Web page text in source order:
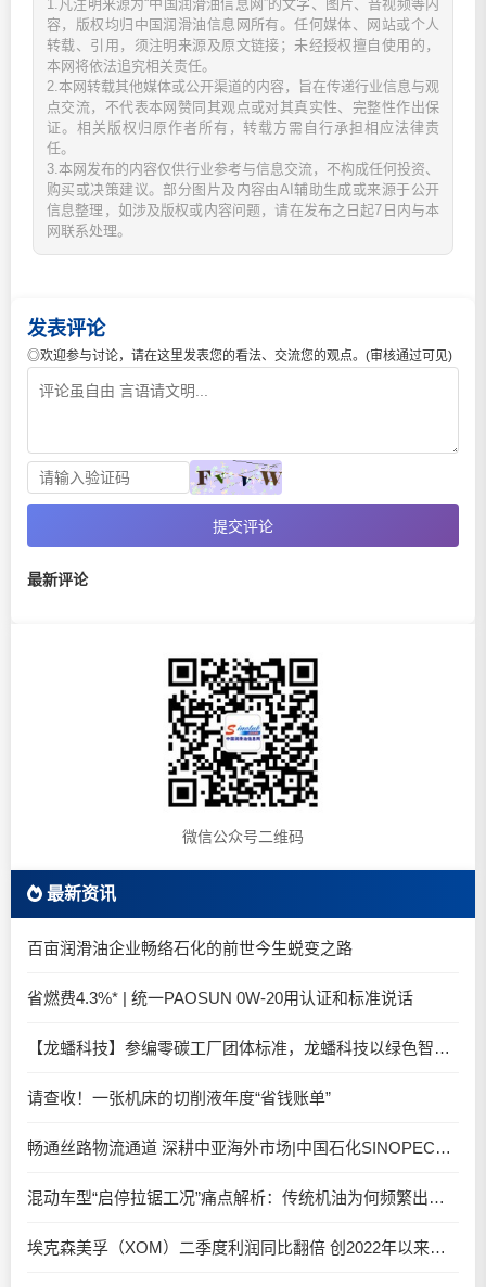
1.凡注明来源为“中国润滑油信息网”的文字、图片、音视频等内
容，版权均归中国润滑油信息网所有。任何媒体、网站或个人
转载、引用，须注明来源及原文链接；未经授权擅自使用的，
本网将依法追究相关责任。
2.本网转载其他媒体或公开渠道的内容，旨在传递行业信息与观
点交流，不代表本网赞同其观点或对其真实性、完整性作出保
证。相关版权归原作者所有，转载方需自行承担相应法律责
任。
3.本网发布的内容仅供行业参考与信息交流，不构成任何投资、
购买或决策建议。部分图片及内容由AI辅助生成或来源于公开
信息整理，如涉及版权或内容问题，请在发布之日起7日内与本
网联系处理。
发表评论
◎欢迎参与讨论，请在这里发表您的看法、交流您的观点。(审核通过可见)
提交评论
最新评论
微信公众号二维码
最新资讯
百亩润滑油企业畅络石化的前世今生蜕变之路
省燃费4.3%* | 统一PAOSUN 0W-20用认证和标准说话
【龙蟠科技】参编零碳工厂团体标准，龙蟠科技以绿色智造锚定零碳未来
请查收！一张机床的切削液年度“省钱账单”
畅通丝路物流通道 深耕中亚海外市场|中国石化SINOPEC润滑油北京-阿拉木图图定班列顺利抵达
混动车型“启停拉锯工况”痛点解析：传统机油为何频繁出现油泥堆积？
埃克森美孚（XOM）二季度利润同比翻倍 创2022年以来新高